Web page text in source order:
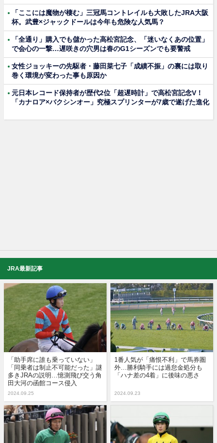
「ここには魔物が棲む」三冠馬コントレイルも大敗したJRA大阪
杯。武豊×ジャックドールは今年も危険な人気馬？
「全通り」購入でも儲かった高松宮記念、「迷いなくあの位置」
で会心の一撃…遅咲きの穴男は春のG1シーズンでも要警戒
女性ジョッキーの先駆者・藤田菜七子「成績不振」の裏には取り
巻く環境が変わった事も原因か
元日本レコード保持者が歴代2位「超遅時計」で高松宮記念V！
「カナロア×バクシンオー」究極スプリンターが7歳で遂げた進化
JRA最新記事
「助手席に誰も乗っていない」
「同乗者は制止不可能だった」謎
多きJRAの説明…憶測飛び交う角
田大河の函館コース侵入
2024.09.25
1番人気が「痛恨不利」で馬券圏
外…勝利騎手には過怠金処分も
「ハナ差の4着」に後味の悪さ
2024.09.23